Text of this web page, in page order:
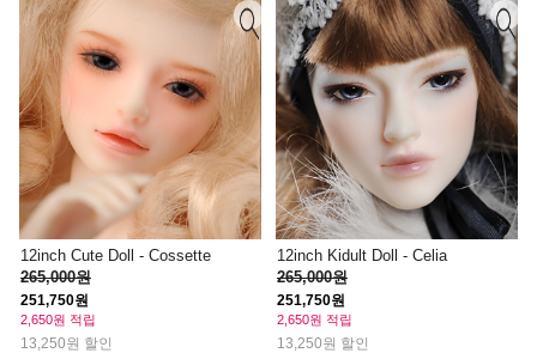
12inch Cute Doll - Cossette
265,000원
251,750원
2,650원 적립
13,250원 할인
12inch Kidult Doll - Celia
265,000원
251,750원
2,650원 적립
13,250원 할인